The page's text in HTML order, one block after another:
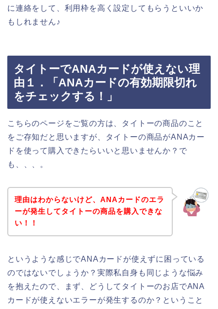
に連絡をして、利用枠を高く設定してもらうといいか
もしれません♪
タイトーでANAカードが使えない理
由１．「ANAカードの有効期限切れ
をチェックする！」
こちらのページをご覧の方は、タイトーの商品のこと
をご存知だと思いますが、タイトーの商品がANAカー
ドを使って購入できたらいいと思いませんか？で
も、、、。
理由はわからないけど、ANAカードのエラ
ーが発生してタイトーの商品を購入できな
い！！
というような感じでANAカードが使えずに困っている
のではないでしょうか？実際私自身も同じような悩み
を抱えたので、まず、どうしてタイトーのお店でANA
カードが使えないエラーが発生するのか？ということ